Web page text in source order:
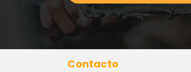
Contacto